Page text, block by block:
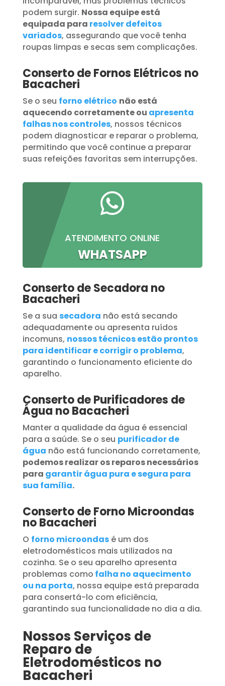
podem surgir. Nossa equipe está
equipada para resolver defeitos
variados, assegurando que você tenha
roupas limpas e secas sem complicações.
Conserto de Fornos Elétricos no
Bacacheri
Se o seu forno elétrico não está
aquecendo corretamente ou apresenta
falhas nos controles, nossos técnicos
podem diagnosticar e reparar o problema,
permitindo que você continue a preparar
suas refeições favoritas sem interrupções.

ATENDIMENTO ONLINE
WHATSAPP
Conserto de Secadora no
Bacacheri
Se a sua secadora não está secando
adequadamente ou apresenta ruídos
incomuns, nossos técnicos estão prontos
para identificar e corrigir o problema,
garantindo o funcionamento eficiente do
aparelho.
Conserto de Purificadores de
Água no Bacacheri
Manter a qualidade da água é essencial
para a saúde. Se o seu purificador de
água não está funcionando corretamente,
podemos realizar os reparos necessários
para garantir água pura e segura para
sua família.
Conserto de Forno Microondas
no Bacacheri
O forno microondasé um dos
eletrodomésticos mais utilizados na
cozinha. Se o seu aparelho apresenta
problemas como falha no aquecimento
ou na porta, nossa equipe está preparada
para consertá-lo com eficiência,
garantindo sua funcionalidade no dia a dia.
Nossos Serviços de
Reparo de
Eletrodomésticos no
Bacacheri